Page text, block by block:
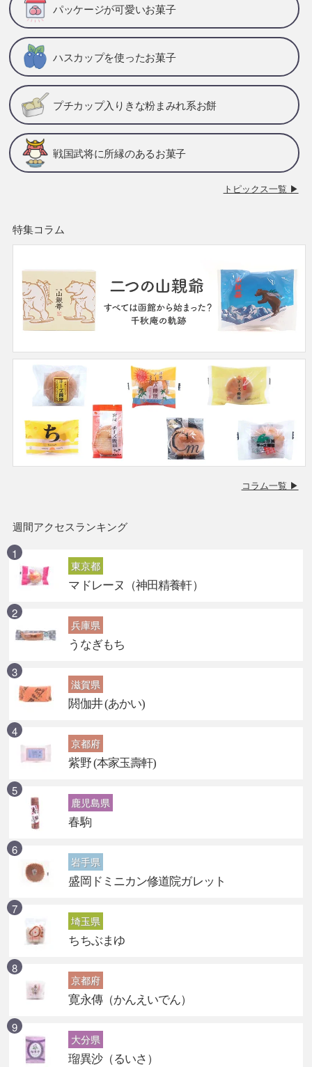
パッケージが可愛いお菓子
ハスカップを使ったお菓子
プチカップ入りきな粉まみれ系お餅
戦国武将に所縁のあるお菓子
トピックス一覧 ▶
特集コラム
コラム一覧 ▶
週間アクセスランキング
東京都
マドレーヌ（神田精養軒）
兵庫県
うなぎもち
滋賀県
閼伽井 (あかい)
京都府
紫野 (本家玉壽軒)
鹿児島県
春駒
岩手県
盛岡ドミニカン修道院ガレット
埼玉県
ちちぶまゆ
京都府
寛永傳（かんえいでん）
大分県
瑠異沙（るいさ）